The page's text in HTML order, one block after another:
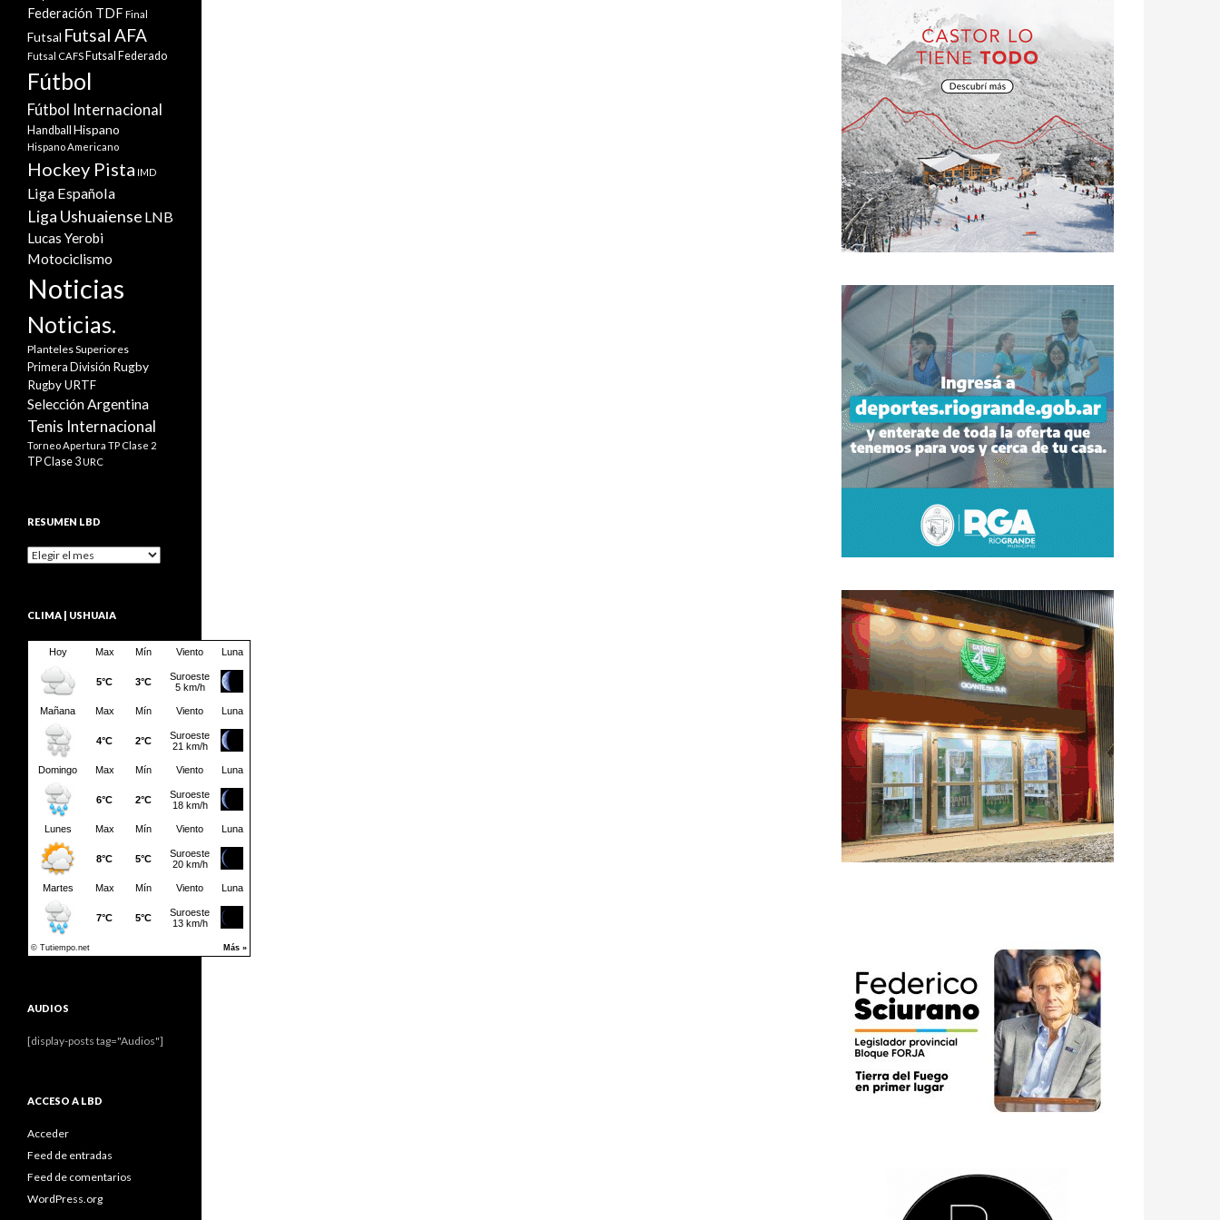
Federación TDF Final
Futsal Futsal AFA
Futsal CAFS Futsal Federado
Fútbol
Fútbol Internacional
Handball Hispano
Hispano Americano
Hockey Pista IMD
Liga Española
Liga Ushuaiense LNB
Lucas Yerobi
Motociclismo
Noticias
Noticias.
Planteles Superiores
Primera División Rugby
Rugby URTF
Selección Argentina
Tenis Internacional
Torneo Apertura TP Clase 2
TP Clase 3URC
RESUMEN LBD
Resumen
CLIMA | USHUAIA
AUDIOS
[display-posts tag="Audios"]
ACCESO A LBD
Acceder
Feed de entradas
Feed de comentarios
WordPress.org